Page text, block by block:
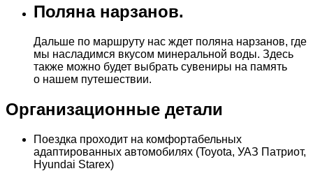
Поляна нарзанов.
Дальше по маршруту нас ждет поляна нарзанов, где
мы насладимся вкусом минеральной воды. Здесь
также можно будет выбрать сувениры на память
о нашем путешествии.
Организационные детали
Поездка проходит на комфортабельных
адаптированных автомобилях (Toyota, УАЗ Патриот,
Hyundai Starex)